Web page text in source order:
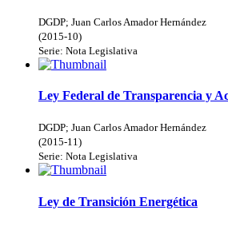
DGDP; Juan Carlos Amador Hernández
(2015-10)
Serie: Nota Legislativa
Ley Federal de Transparencia y
DGDP; Juan Carlos Amador Hernández
(2015-11)
Serie: Nota Legislativa
Ley de Transición Energética